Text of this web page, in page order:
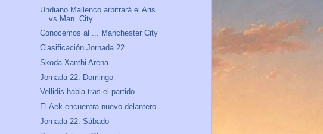
Undiano Mallenco arbitrará el Aris
vs Man. City
Conocemos al ... Manchester City
Clasificación Jornada 22
Skoda Xanthi Arena
Jornada 22: Domingo
Vellidis habla tras el partido
El Aek encuentra nuevo delantero
Jornada 22: Sábado